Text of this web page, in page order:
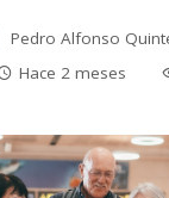
Pedro Alfonso
Hace 2 meses